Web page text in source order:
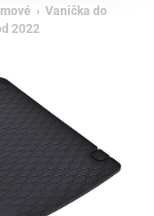
› Vanička do
2022